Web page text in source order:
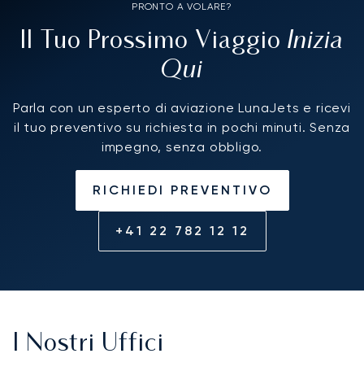
PRONTO A VOLARE?
Il Tuo Prossimo Viaggio Inizia
Qui
Parla con un esperto di aviazione LunaJets e ricevi
il tuo preventivo su richiesta in pochi minuti. Senza
impegno, senza obbligo.
RICHIEDI PREVENTIVO
+41 22 782 12 12
I Nostri Uffici